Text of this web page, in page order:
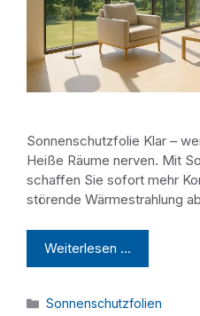
Sonnenschutzfolie Klar –
Heiße Räume nerven. Mit
schaffen Sie sofort mehr
störende Wärmestrahlung
Weiterlesen …
Kategorien
Sonnenschutzfolien